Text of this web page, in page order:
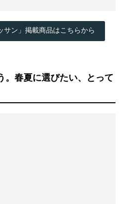
ン」掲載商品はこちらから
。春夏に選びたい、とって